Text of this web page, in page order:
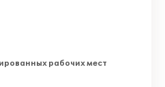
рабочих мест